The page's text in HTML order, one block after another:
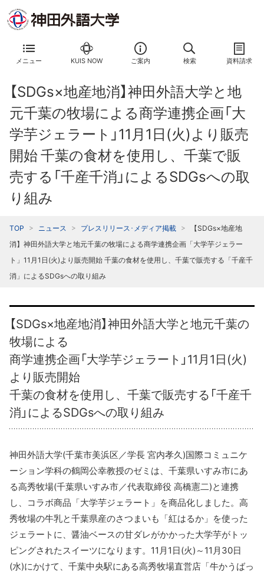
メニュー KUIS NOW ご案内 検索 資料請求
【SDGs×地産地消】神田外語大学と地
元千葉の牧場による商学連携企画「大
学芋ジェラート」11月1日(火)より販売
開始 千葉の食材を使用し、千葉で販
売する「千産千消」によるSDGsへの取
り組み
TOP ニュース プレスリリース･メディア掲載
【SDGs×地産地
消】神田外語大学と地元千葉の牧場による商学連携企画「大学芋ジェラー
ト」11月1日(火)より販売開始 千葉の食材を使用し、千葉で販売する「千産千
消」によるSDGsへの取り組み
【SDGs×地産地消】神田外語大学と地元千葉の
牧場による
商学連携企画「大学芋ジェラート」11月1日(火)
より販売開始
千葉の食材を使用し、千葉で販売する「千産千
消」によるSDGsへの取り組み
神田外語大学(千葉市美浜区／学長 宮内孝久)国際コミュニケ
ーション学科の鶴岡公幸教授のゼミは、千葉県いすみ市にあ
る高秀牧場(千葉県いすみ市／代表取締役 高橋憲二)と連携
し、コラボ商品「大学芋ジェラート」を商品化しました。高
秀牧場の牛乳と千葉県産のさつまいも「紅はるか」を使った
ジェラートに、醤油ベースの甘ダレがかかった大学芋がトッ
ピングされたスイーツになります。11月1日(火)～11月30日
(水)にかけて、千葉中央駅にある高秀牧場直営店「牛かうばっ